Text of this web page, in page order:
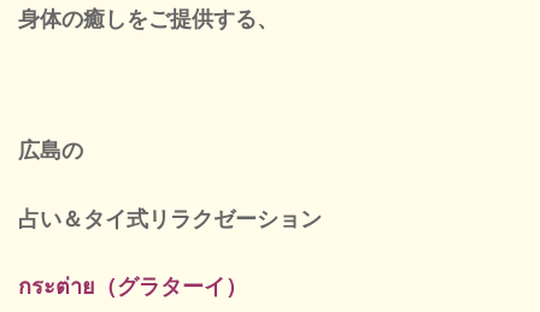
身体の癒しをご提供する、
広島の
占い＆タイ式リラクゼーション
กระต่าย（グラターイ）